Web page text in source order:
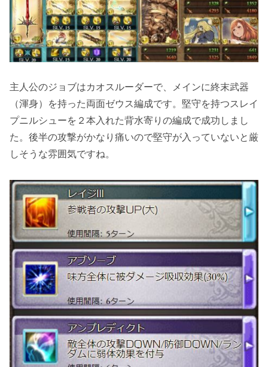
主人公のジョブはカオスルーダーで、メインに終末武器
（渾身）
を持った両面ゼウス編成です。堅守を持つスレイ
プニルシューを２本入れた背水寄りの編成で成功しまし
た。後半の攻撃がかなり痛いので堅守が入っていないと厳
しそうな雰囲気ですね。